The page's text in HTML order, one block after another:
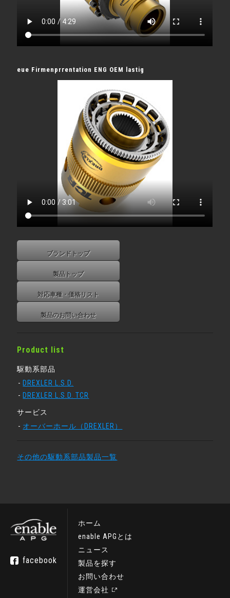
eue Firmenprгentation ENG OEM lastig
ブランドトップ
製品トップ
対応車種・価格リスト
製品のお問い合わせ
Product list
駆動系部品
DREXLER L.S.D.
DREXLER L.S.D. TCR
サービス
オーバーホール（DREXLER）
その他の駆動系部品製品一覧
facebook
ホーム
enable APGとは
ニュース
製品を探す
お問い合わせ
運営会社